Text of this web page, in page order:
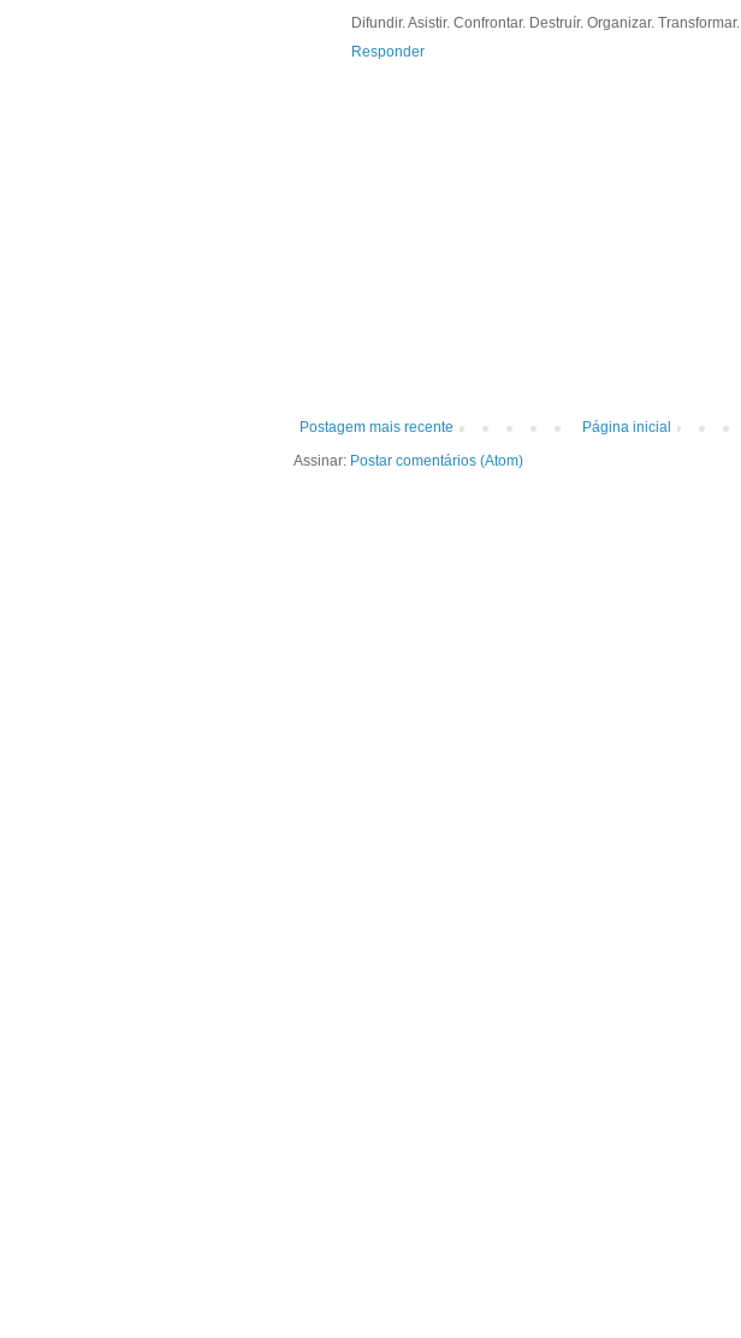
Difundir. Asistir. Confrontar. Destruír. Organizar. Transformar.
Responder
Postagem mais recente
Página inicial
Assinar: Postar comentários (Atom)